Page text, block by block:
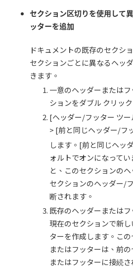
セクション区切りを使用して
ッターを追加
ドキュメントの既存のセクシ
セクションごとに異なるヘッ
きます。
一意のヘッダーまたは
ションをダブル クリッ
[ヘッダー/フッター ツ
> [前と同じヘッダー/フ
します。[前と同じヘッ
ォルトでオンになって
と、このセクションの
セクションのヘッダー/
断されます。
既存のヘッダーまたは
現在のセクションで新
ターを作成します。こ
またはフッターは、前
またはフッターに接続さ